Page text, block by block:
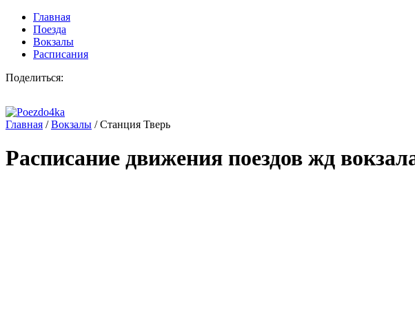
Главная
Поезда
Вокзалы
Расписания
Поделиться:
Главная /Вокзалы /Станция Тверь
Расписание движения поездов жд